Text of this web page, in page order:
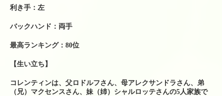
利き手：左
バックハンド：両手
最高ランキング：80位
【生い立ち】
コレンティンは、父ロドルフさん、母アレクサンドラさん、弟
（兄）マクセンスさん、妹（姉）シャルロッテさんの5人家族で
ラケット購入時の特典
硬式ナチュラルガット
硬式ナイロンガット
硬式ポリガット
ソフトテニスガット